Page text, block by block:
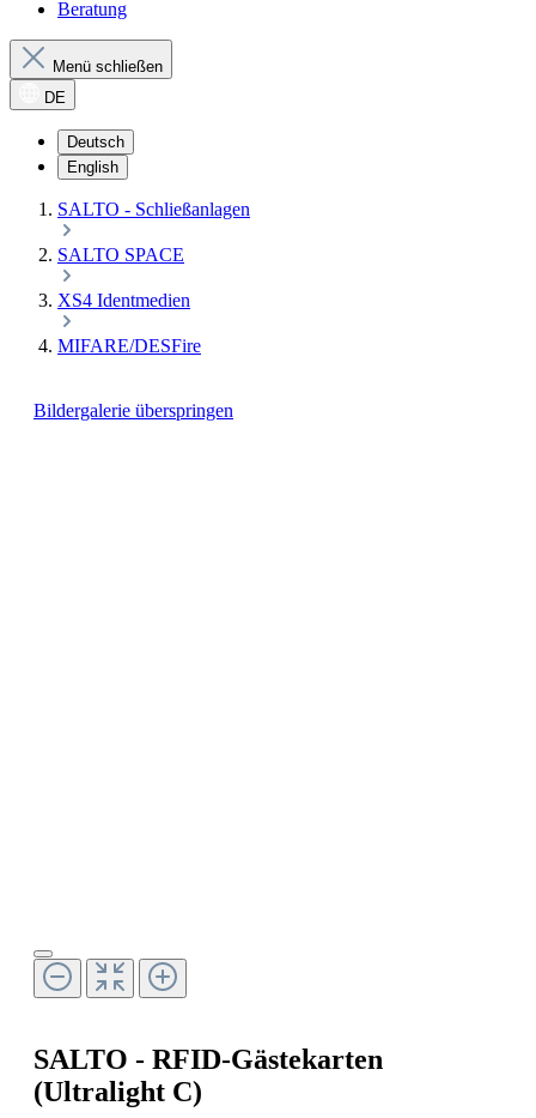
Beratung
Menü schließen
DE
Deutsch
English
SALTO - Schließanlagen
SALTO SPACE
XS4 Identmedien
MIFARE/DESFire
Bildergalerie überspringen
SALTO - RFID-Gästekarten
(Ultralight C)